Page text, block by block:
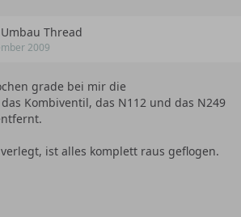
Thread
2009
grade bei mir die
Kombiventil, das N112 und das N249
ist alles komplett raus geflogen.